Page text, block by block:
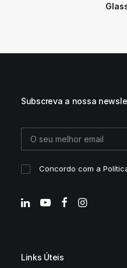
Subscreva a nossa
Concordo com a
Links Úteis